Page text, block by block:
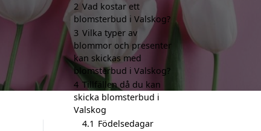
2 Vad kostar ett
blomsterbud i Valskog?
3 Vilka typer av
blommor och presenter
kan skickas med
blomsterbud i Valskog?
4 Tillfällen då du kan
skicka blomsterbud i
Valskog
4.1 Födelsedagar